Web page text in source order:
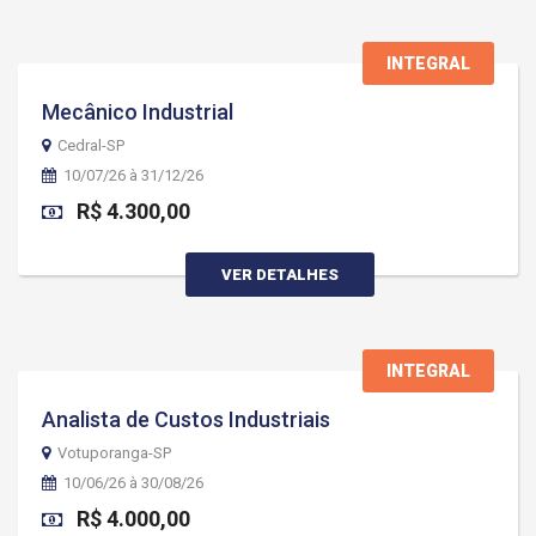
INTEGRAL
Mecânico Industrial
Cedral-SP
10/07/26 à 31/12/26
R$ 4.300,00
VER DETALHES
INTEGRAL
Analista de Custos Industriais
Votuporanga-SP
10/06/26 à 30/08/26
R$ 4.000,00